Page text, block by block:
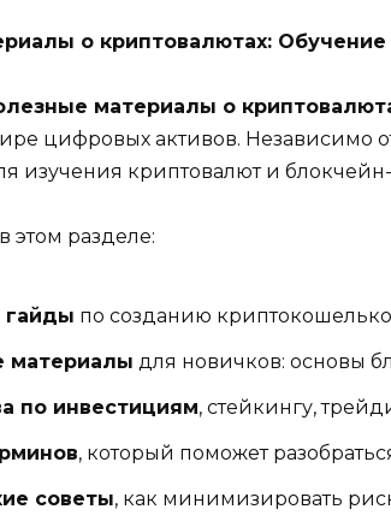
о криптовалютах:
материалы о
цифровых активов. Независимо
изучения криптовалют и
этом разделе:
гайды по созданию
материалы для новичков: основы
по инвестициям, стейкингу,
, который поможет
советы, как минимизировать